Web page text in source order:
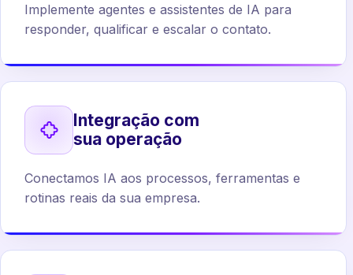
Implemente agentes e assistentes de IA para
responder, qualificar e escalar o contato.
Integração com
sua operação
Conectamos IA aos processos, ferramentas e
rotinas reais da sua empresa.